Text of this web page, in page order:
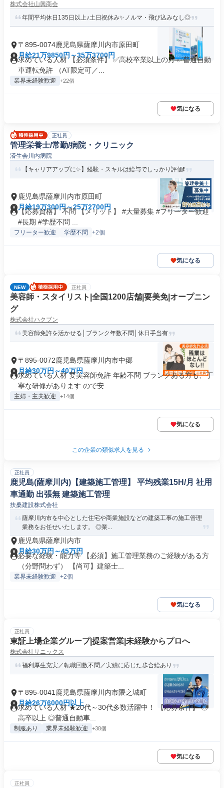
株式会社山興商会
年間平均休日135日以上♪土日祝休み✨ノルマ・飛び込みなし◎
〒895-0074鹿児島県薩摩川内市原田町
月給21万9850円～35万3700円
求めている人材 【必須条件】 ✅高校卒業以上の方 ✅普通自動
車運転免許 （AT限定可／...
業界未経験歓迎 +22個
気になる
正社員
管理栄養士/常勤/病院・クリニック
済生会川内病院
【キャリアアップに✨】経験・スキルは給与でしっかり評価❗️
鹿児島県薩摩川内市原田町
月給19万300円～25万2700円
【応募資格】 不問 【メリット】 #大量募集 #フリーター歓迎
#長期 #学歴不問 ...
フリーター歓迎 学歴不問 +2個
気になる
NEW 正社員
美容師・スタイリスト|全国1200店舗|要美免|オープニン
グ
株式会社ハクブン
美容師免許を活かせる│ブランク年数不問│休日手当有
〒895-0072鹿児島県薩摩川内市中郷
月給30万円～40万円
求めている人材 要美容師免許 年齢不問 ブランクある方も、丁
寧な研修があります ので安...
主婦・主夫歓迎 +14個
気になる
この企業の類似求人を見る
正社員
鹿児島(薩摩川内)【建築施工管理】 平均残業15H/月 社用
車通勤 出張無 建築施工管理
扶桑建設株式会社
薩摩川内市を中心とした住宅や商業施設などの建築工事の施工管理
業務をお任せいたします。 ◎業...
鹿児島県薩摩川内市
月給30万円～45万円
必要な経験・能力等 【必須】施工管理業務のご経験がある方
（分野問わず） 【尚可】建築士...
業界未経験歓迎 +2個
気になる
正社員
東証上場企業グループ|提案営業|未経験からプロへ
株式会社サニックス
福利厚生充実／転職回数不問／実績に応じた歩合給あり
〒895-0041鹿児島県薩摩川内市隈之城町
月給26万6000円以上
求めている人材 ★20代～30代多数活躍中！ 【応募条件】 ◎
高卒以上 ◎普通自動車...
制服あり 業界未経験歓迎 +38個
気になる
正社員